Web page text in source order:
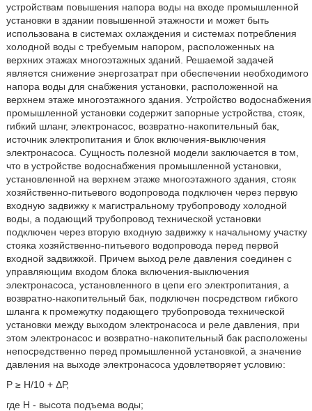
устройствам повышения напора воды на входе промышленной
установки в здании повышенной этажности и может быть
использована в системах охлаждения и системах потребления
холодной воды с требуемым напором, расположенных на
верхних этажах многоэтажных зданий. Решаемой задачей
является снижение энергозатрат при обеспечении необходимого
напора воды для снабжения установки, расположенной на
верхнем этаже многоэтажного здания. Устройство водоснабжения
промышленной установки содержит запорные устройства, стояк,
гибкий шланг, электронасос, возвратно-накопительный бак,
источник электропитания и блок включения-выключения
электронасоса. Сущность полезной модели заключается в том,
что в устройстве водоснабжения промышленной установки,
установленной на верхнем этаже многоэтажного здания, стояк
хозяйственно-питьевого водопровода подключен через первую
входную задвижку к магистральному трубопроводу холодной
воды, а подающий трубопровод технической установки
подключен через вторую входную задвижку к начальному участку
стояка хозяйственно-питьевого водопровода перед первой
входной задвижкой. Причем выход реле давления соединен с
управляющим входом блока включения-выключения
электронасоса, установленного в цепи его электропитания, а
возвратно-накопительный бак, подключен посредством гибкого
шланга к промежутку подающего трубопровода технической
установки между выходом электронасоса и реле давления, при
этом электронасос и возвратно-накопительный бак расположены
непосредственно перед промышленной установкой, а значение
давления на выходе электронасоса удовлетворяет условию:
Р ≥ Н/10 + ΔР,
где Н - высота подъема воды;